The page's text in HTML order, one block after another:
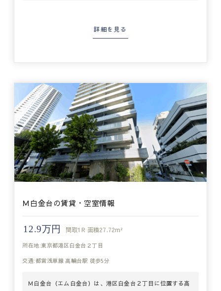
詳細を見る
Ｍ白金台の賃貸・空室情報
12.9万円 間取1R 面積27.72m²
所在地:東京都港区白金台２丁目
交通:都営浅草線 高輪台駅 徒歩5分
Ｍ白金台（エム白金台）は、港区白金台２丁目に位置する高